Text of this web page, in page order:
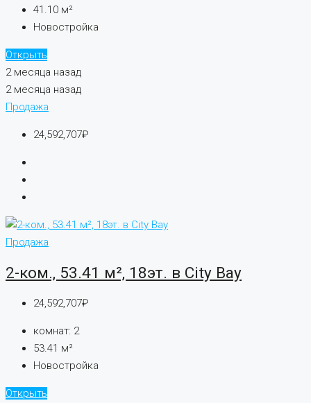
41.10 м²
Новостройка
Открыть
2 месяца назад
2 месяца назад
Продажа
24,592,707₽
Продажа
2-ком., 53.41 м², 18эт. в City Bay
24,592,707₽
комнат: 2
53.41 м²
Новостройка
Открыть